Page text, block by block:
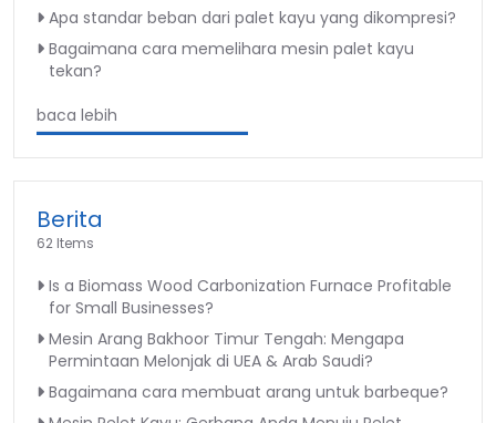
Apa standar beban dari palet kayu yang dikompresi?
Bagaimana cara memelihara mesin palet kayu
tekan?
baca lebih
Berita
62 Items
Is a Biomass Wood Carbonization Furnace Profitable
for Small Businesses?
Mesin Arang Bakhoor Timur Tengah: Mengapa
Permintaan Melonjak di UEA & Arab Saudi?
Bagaimana cara membuat arang untuk barbeque?